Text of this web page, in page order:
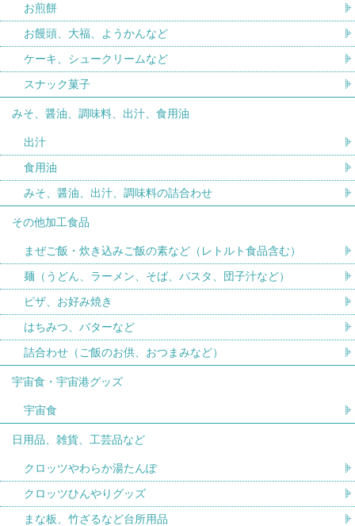
お煎餅
お饅頭、大福、ようかんなど
ケーキ、シュークリームなど
スナック菓子
みそ、醤油、調味料、出汁、食用油
出汁
食用油
みそ、醤油、出汁、調味料の詰合わせ
その他加工食品
まぜご飯・炊き込みご飯の素など（レトルト食品含む）
麺（うどん、ラーメン、そば、パスタ、団子汁など）
ピザ、お好み焼き
はちみつ、バターなど
詰合わせ（ご飯のお供、おつまみなど）
宇宙食・宇宙港グッズ
宇宙食
日用品、雑貨、工芸品など
クロッツやわらか湯たんぽ
クロッツひんやりグッズ
まな板、竹ざるなど台所用品